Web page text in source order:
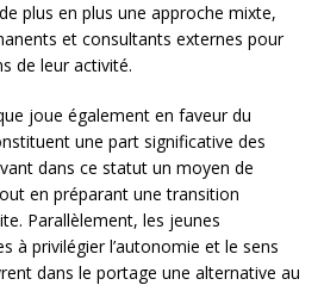
plus en plus une approche mixte,
et consultants externes pour
de leur activité.
joue également en faveur du
une part significative des
dans ce statut un moyen de
en préparant une transition
Parallèlement, les jeunes
à privilégier l’autonomie et le sens
dans le portage une alternative au